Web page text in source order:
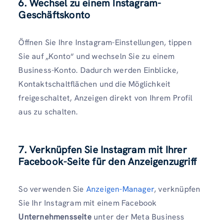
6. Wechsel zu einem Instagram-
Geschäftskonto
Öffnen Sie Ihre Instagram-Einstellungen, tippen
Sie auf „Konto“ und wechseln Sie zu einem
Business-Konto. Dadurch werden Einblicke,
Kontaktschaltflächen und die Möglichkeit
freigeschaltet, Anzeigen direkt von Ihrem Profil
aus zu schalten.
7. Verknüpfen Sie Instagram mit Ihrer
Facebook-Seite für den Anzeigenzugriff
So verwenden Sie Anzeigen-Manager, verknüpfen
Sie Ihr Instagram mit einem Facebook
Unternehmensseiteunter der Meta Business